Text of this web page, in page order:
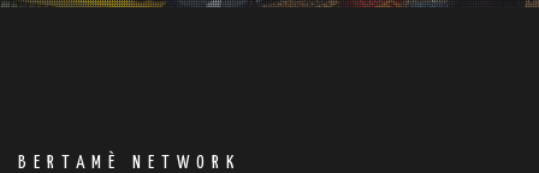
BERTAMÈ NETWORK